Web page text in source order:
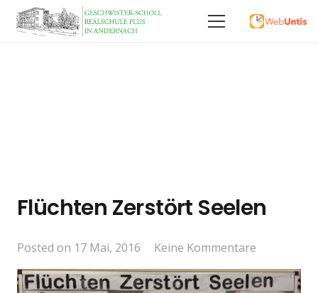
Flüchten Zerstört Seelen
Posted on 17 Mai, 2016 Keine Kommentare